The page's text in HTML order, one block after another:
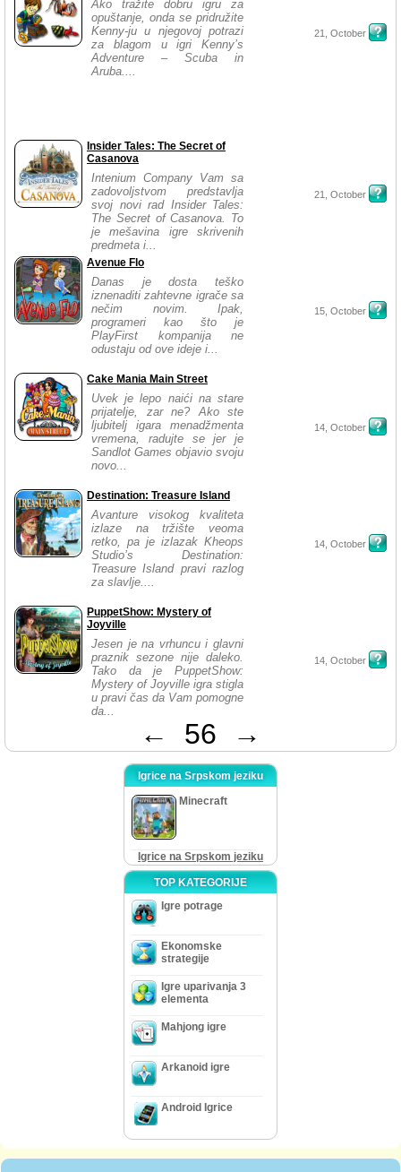
Ako tražite dobru igru za
opuštanje, onda se pridružite
Kenny-ju u njegovoj potrazi
za blagom u igri Kenny’s
Adventure – Scuba in
Aruba....
21, October
Insider Tales: The Secret of
Casanova
Intenium Company Vam sa
zadovoljstvom predstavlja
svoj novi rad Insider Tales:
The Secret of Casanova. To
je mešavina igre skrivenih
predmeta i...
21, October
Avenue Flo
Danas je dosta teško
iznenaditi zahtevne igrače sa
nečim novim. Ipak,
programeri kao što je
PlayFirst kompanija ne
odustaju od ove ideje i...
15, October
Cake Mania Main Street
Uvek je lepo naići na stare
prijatelje, zar ne? Ako ste
ljubitelj igara menadžmenta
vremena, radujte se jer je
Sandlot Games objavio svoju
novo...
14, October
Destination: Treasure Island
Avanture visokog kvaliteta
izlaze na tržište veoma
retko, pa je izlazak Kheops
Studio’s Destination:
Treasure Island pravi razlog
za slavlje....
14, October
PuppetShow: Mystery of
Joyville
Jesen je na vrhuncu i glavni
praznik sezone nije daleko.
Tako da je PuppetShow:
Mystery of Joyville igra stigla
u pravi čas da Vam pomogne
da...
14, October
← 56 →
Igrice na Srpskom jeziku
Minecraft
Igrice na Srpskom jeziku
TOP KATEGORIJE
Igre potrage
Ekonomske
strategije
Igre uparivanja 3
elementa
Mahjong igre
Arkanoid igre
Android Igrice